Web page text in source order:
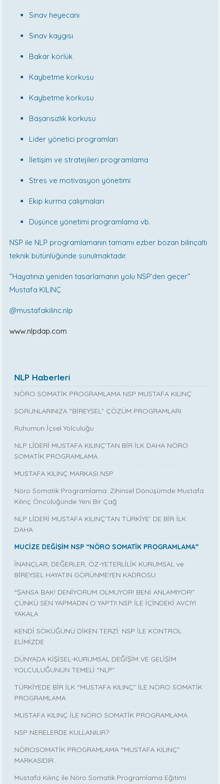
Sınav heyecanı
Sınav kaygısı
Bakar körlük
Kaybetme korkusu
Kaybetme korkusu
Başarısızlık korkusu
Lider yönetici programları
İletişim ve stratejileri programlama
Stres ve motivasyon yönetimi
Ekip kurma çalışmaları
Düşünce yönetimi programlama vb.
NSP ile NLP programlamanın tamamı ezber bozan bilinçaltı
teknik bütünlüğünde sunulmaktadır.
“Hayatınızı yeniden tasarlamanın yolu NSP’den geçer”
Mustafa KILINÇ
@mustafakilinc.nlp
www.nlpdap.com
NLP Haberleri
NÖRO SOMATİK PROGRAMLAMA NSP MUSTAFA KILINÇ
SORUNLARINIZA “BİREYSEL” ÇÖZÜM PROGRAMLARI
Ruhumun İçsel Yolculuğu
NLP LİDERİ MUSTAFA KILINÇ’TAN BİR İLK DAHA NÖRO
SOMATİK PROGRAMLAMA
MUSTAFA KILINÇ MARKASI NSP
Nöro Somatik Programlama: Zihinsel Dönüşümde Mustafa
Kılınç Öncülüğünde Yeni Bir Çağ
NLP LİDERİ MUSTAFA KILINÇ'TAN TÜRKİYE' DE BİR İLK
DAHA
MUCİZE DEĞİŞİM NSP “NÖRO SOMATİK PROGRAMLAMA”
İNANÇLAR, DEĞERLER, ÖZ-YETERLİLİK KURUMSAL ve
BİREYSEL HAYATIN GÖRÜNMEYEN KADROSU
“ŞANSA BAK! DENİYORUM OLMUYOR! BENİ ANLAMIYOR!”
ÇÜNKÜ SEN YAPMADIN O YAPTI! NSP İLE İÇİNDEKİ AVCIYI
YAKALA
KENDİ SÖKÜĞÜNÜ DİKEN TERZİ: NSP İLE KONTROL
ELİMİZDE
DÜNYADA KİŞİSEL-KURUMSAL DEĞİŞİM VE GELİŞİM
YOLCULUĞUNUN TEMELİ “NLP”
TÜRKİYEDE BİR İLK “MUSTAFA KILINÇ” İLE NÖRO SOMATİK
PROGRAMLAMA
MUSTAFA KILINÇ İLE NÖRO SOMATİK PROGRAMLAMA
NSP NERELERDE KULLANILIR?
NÖROSOMATİK PROGRAMLAMA “MUSTAFA KILINÇ”
MARKASIDIR…
Mustafa Kılınç ile Nöro Somatik Programlama Eğitimi